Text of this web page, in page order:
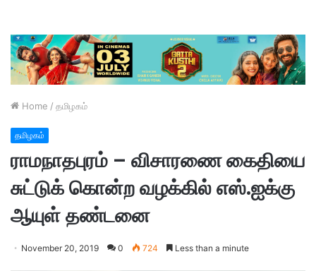
Home / தமிழகம்
தமிழகம்
ராமநாதபுரம் – விசாரணை கைதியை
சுட்டுக் கொன்ற வழக்கில் எஸ்.ஐக்கு
ஆயுள் தண்டனை
November 20, 2019 0 724 Less than a minute